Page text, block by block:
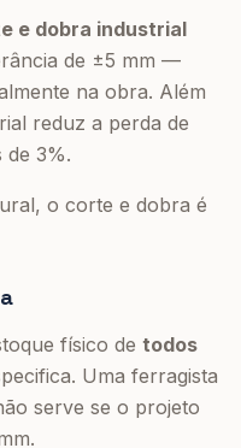
e dobra industrial
de ±5 mm —
na obra. Além
reduz a perda de
de 3%.
o corte e dobra é
físico de todos
Uma ferragista
serve se o projeto